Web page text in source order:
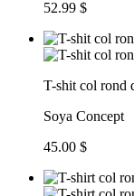
52.99 $
T-shit col rond
Soya Concept
45.00 $